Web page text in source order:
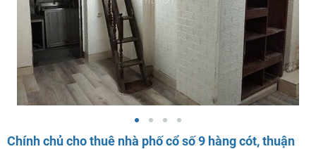
Chính chủ cho thuê nhà phố cổ số 9 hàng cót, thuận